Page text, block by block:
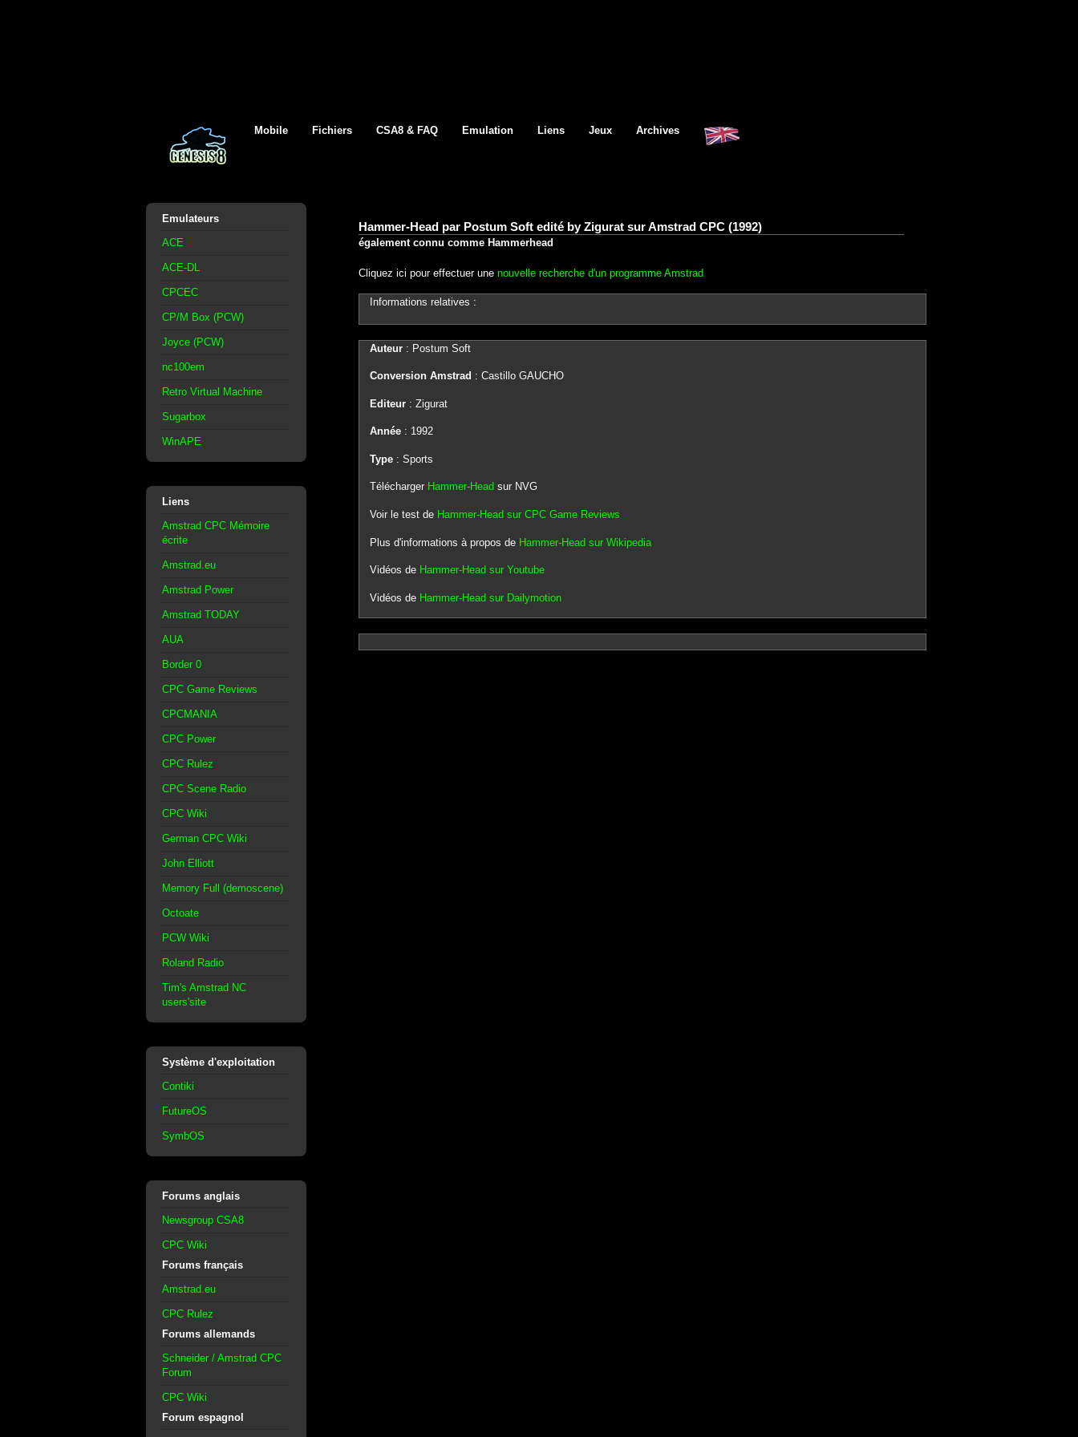
Mobile Fichiers CSA8 & FAQ Emulation Liens Jeux Archives
Emulateurs
ACE
ACE-DL
CPCEC
CP/M Box (PCW)
Joyce (PCW)
nc100em
Retro Virtual Machine
Sugarbox
WinAPE
Liens
Amstrad CPC Mémoire
écrite
Amstrad.eu
Amstrad Power
Amstrad TODAY
AUA
Border 0
CPC Game Reviews
CPCMANIA
CPC Power
CPC Rulez
CPC Scene Radio
CPC Wiki
German CPC Wiki
John Elliott
Memory Full (demoscene)
Octoate
PCW Wiki
Roland Radio
Tim's Amstrad NC
users'site
Système d'exploitation
Contiki
FutureOS
SymbOS
Forums anglais
Newsgroup CSA8
CPC Wiki
Forums français
Amstrad.eu
CPC Rulez
Forums allemands
Schneider / Amstrad CPC
Forum
CPC Wiki
Forum espagnol
Hammer-Head par Postum Soft edité by Zigurat sur Amstrad CPC (1992)
également connu comme Hammerhead
Cliquez ici pour effectuer une nouvelle recherche d'un programme Amstrad
Informations relatives :
Auteur: Postum Soft
Conversion Amstrad : Castillo GAUCHO
Editeur: Zigurat
Année: 1992
Type: Sports
Télécharger Hammer-Head sur NVG
Voir le test de Hammer-Head sur CPC Game Reviews
Plus d'informations à propos de Hammer-Head sur Wikipedia
Vidéos de Hammer-Head sur Youtube
Vidéos de Hammer-Head sur Dailymotion